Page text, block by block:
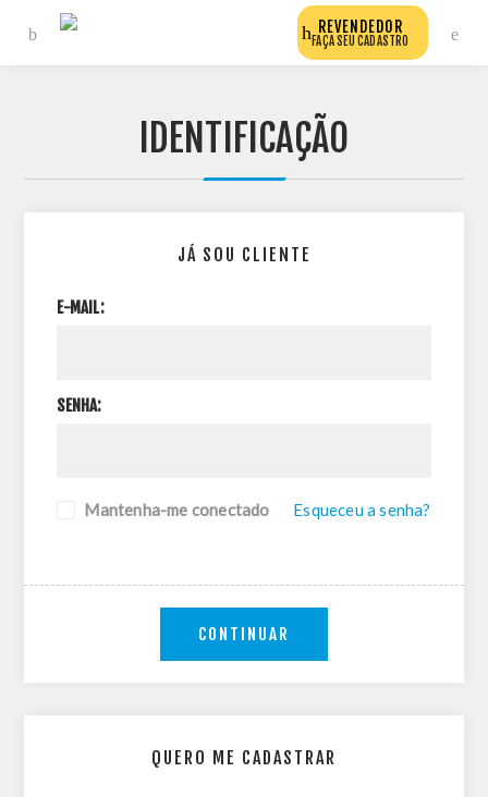
REVENDEDOR
FAÇA SEU CADASTRO
IDENTIFICAÇÃO
QUERO ME CADASTRAR
JÁ SOU CLIENTE
E-MAIL:
SENHA:
Mantenha-me conectado Esqueceu a senha?
CONTINUAR